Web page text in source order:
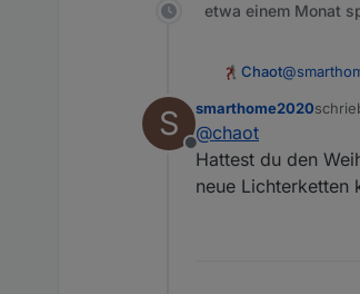
etwa einem Monat
Chaot@
Bei der
Ich habe
S
Offline
smarthome2020
@chaot
Hattest du den
neue Lichterketten